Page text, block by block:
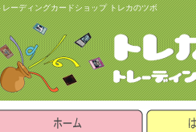
レーディングカードショップ トレカのツボ